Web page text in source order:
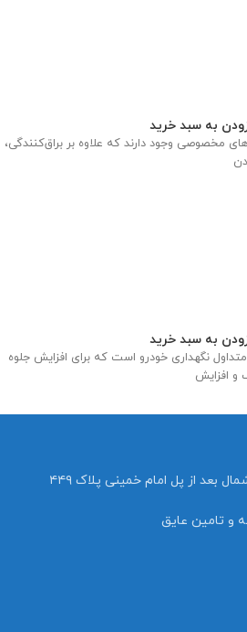
به سبد خرید
مخصوصی وجود دارند که علاوه بر براق‌کنندگی،
به سبد خرید
نگهداری خودرو است که برای افزایش جلوه
افزایش
اتوبان نواب جنوب به شمال بعد از پل امام خمینی پلاک ۴۴۹
و تامین عایق